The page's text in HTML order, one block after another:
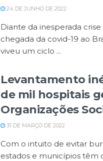
24 DE JUNHO DE 2022
Diante da inesperada
chegada da covid-19 ao
viveu um ciclo ...
Levantamento
de mil hospitais
Organizações
31 DE MARÇO DE 2022
Com o intuito de evitar
estados e municípios têm